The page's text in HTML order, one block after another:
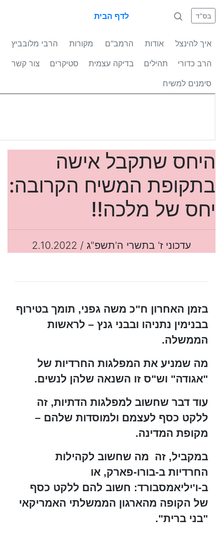
לדף הבית בס"ד
איך להינצל אודות הרמב"ם מקורות
הרבי מלובביץ
הרב כדורי
תהילים בדיקה עצמית סטיקרים
צור קשר
סימנים למשיח
היחס שתקבל אישה
בתקופת המשיח הקרובה:
יחס של מלכה!!
עדכוני ז' בתשרי ה'תשפ"ג / 2.10.2022
בזמן האחרון ח"כ משה גפני, תומך בטירוף
בבנימין נתניהו ובבני גנץ – לראשות
הממשלה.
מה שמניע את המפלגות החרדיות של
"אגודה" וש"ס זו השנאה שלהן לנשים.
עוד דבר שחשוב למפלגות הדתיות, זה
ללקט כסף לעצמם ולמוסדות שלהם –
מקופת המדינה.
במקביל, זה מה שחשוב לקהילות
החרדיות ב-בורו-פארק, או
ב-ו'יליאמסבורד: חשוב להם ללקט כסף
של הקופה מהארגון הממשלתי האמריקאי
"בני ברית".